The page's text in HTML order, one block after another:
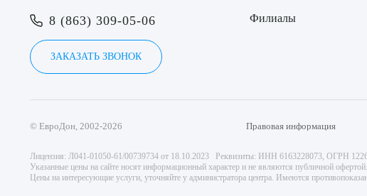
8 (863) 309-05-06
ЗАКАЗАТЬ ЗВОНОК
Филиалы
© ЕвроДон, 2002-2026 Правовая информация
Лицензия: Л041-01050-61/00739734 от 18.10.2023 Реквизиты: ИНН 6163228073, ОГРН
Указанные цены на сайте носят информационный характер и не являются публичной офертой.
Цены на интересующие услуги, уточняйте у администратора центра. Имеются